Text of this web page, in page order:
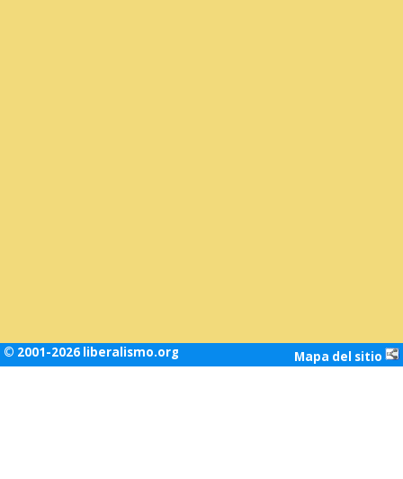
© 2001-2026 liberalismo.org Mapa del sitio